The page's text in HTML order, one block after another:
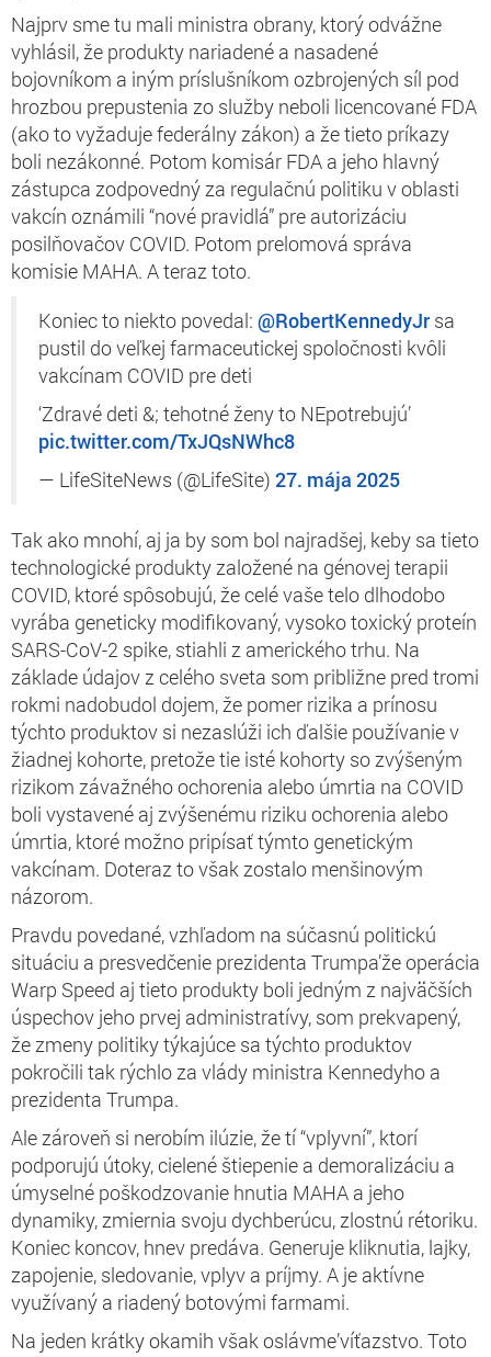
Najprv sme tu mali ministra obrany, ktorý odvážne
vyhlásil, že produkty nariadené a nasadené
bojovníkom a iným príslušníkom ozbrojených síl pod
hrozbou prepustenia zo služby neboli licencované FDA
(ako to vyžaduje federálny zákon) a že tieto príkazy
boli nezákonné. Potom komisár FDA a jeho hlavný
zástupca zodpovedný za regulačnú politiku v oblasti
vakcín oznámili “nové pravidlá” pre autorizáciu
posilňovačov COVID. Potom prelomová správa
komisie MAHA. A teraz toto.
Koniec to niekto povedal: @RobertKennedyJr sa
pustil do veľkej farmaceutickej spoločnosti kvôli
vakcínam COVID pre deti
‘Zdravé deti &; tehotné ženy to NEpotrebujú’
pic.twitter.com/TxJQsNWhc8
— LifeSiteNews (@LifeSite) 27. mája 2025
Tak ako mnohí, aj ja by som bol najradšej, keby sa tieto
technologické produkty založené na génovej terapii
COVID, ktoré spôsobujú, že celé vaše telo dlhodobo
vyrába geneticky modifikovaný, vysoko toxický proteín
SARS-CoV-2 spike, stiahli z amerického trhu. Na
základe údajov z celého sveta som približne pred tromi
rokmi nadobudol dojem, že pomer rizika a prínosu
týchto produktov si nezaslúži ich ďalšie používanie v
žiadnej kohorte, pretože tie isté kohorty so zvýšeným
rizikom závažného ochorenia alebo úmrtia na COVID
boli vystavené aj zvýšenému riziku ochorenia alebo
úmrtia, ktoré možno pripísať týmto genetickým
vakcínam. Doteraz to však zostalo menšinovým
názorom.
Pravdu povedané, vzhľadom na súčasnú politickú
situáciu a presvedčenie prezidenta Trumpa’že operácia
Warp Speed aj tieto produkty boli jedným z najväčších
úspechov jeho prvej administratívy, som prekvapený,
že zmeny politiky týkajúce sa týchto produktov
pokročili tak rýchlo za vlády ministra Kennedyho a
prezidenta Trumpa.
Ale zároveň si nerobím ilúzie, že tí “vplyvní”, ktorí
podporujú útoky, cielené štiepenie a demoralizáciu a
úmyselné poškodzovanie hnutia MAHA a jeho
dynamiky, zmiernia svoju dychberúcu, zlostnú rétoriku.
Koniec koncov, hnev predáva. Generuje kliknutia, lajky,
zapojenie, sledovanie, vplyv a príjmy. A je aktívne
využívaný a riadený botovými farmami.
Na jeden krátky okamih však oslávme’víťazstvo. Toto